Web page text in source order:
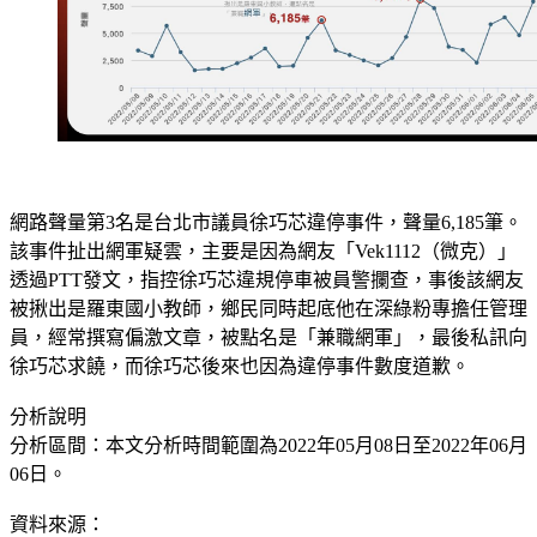
網路聲量第3名是台北市議員徐巧芯違停事件，聲量6,185筆。
該事件扯出網軍疑雲，主要是因為網友「Vek1112（微克）」
透過PTT發文，指控徐巧芯違規停車被員警攔查，事後該網友
被揪出是羅東國小教師，鄉民同時起底他在深綠粉專擔任管理
員，經常撰寫偏激文章，被點名是「兼職網軍」，最後私訊向
徐巧芯求饒，而徐巧芯後來也因為違停事件數度道歉。
分析說明
分析區間：本文分析時間範圍為2022年05月08日至2022年06月
06日。
資料來源：